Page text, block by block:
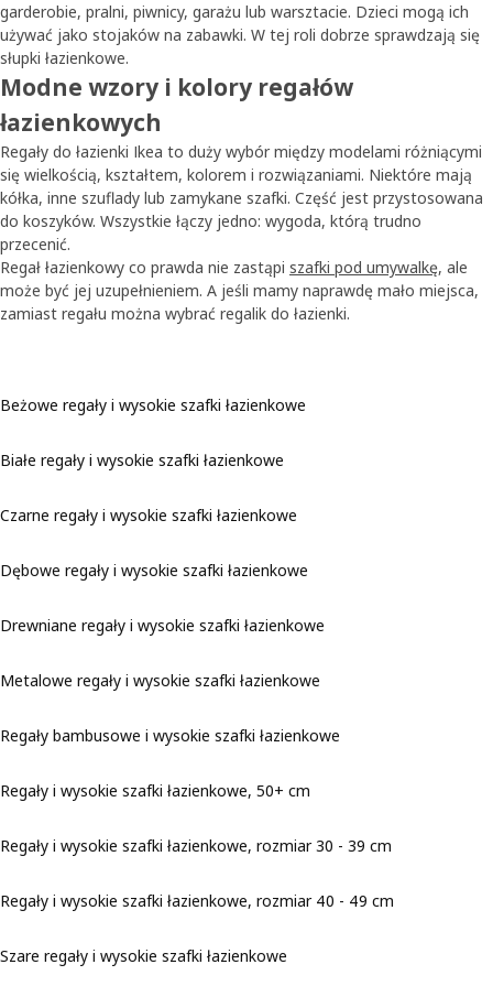
garderobie, pralni, piwnicy, garażu lub warsztacie. Dzieci mogą ich
używać jako stojaków na zabawki. W tej roli dobrze sprawdzają się
słupki łazienkowe.
Modne wzory i kolory regałów
łazienkowych
Regały do łazienki Ikea to duży wybór między modelami różniącymi
się wielkością, kształtem, kolorem i rozwiązaniami. Niektóre mają
kółka, inne szuflady lub zamykane szafki. Część jest przystosowana
do koszyków. Wszystkie łączy jedno: wygoda, którą trudno
przecenić.
Regał łazienkowy co prawda nie zastąpi szafki pod umywalkę, ale
może być jej uzupełnieniem. A jeśli mamy naprawdę mało miejsca,
zamiast regału można wybrać regalik do łazienki.
Beżowe regały i wysokie szafki łazienkowe
Białe regały i wysokie szafki łazienkowe
Czarne regały i wysokie szafki łazienkowe
Dębowe regały i wysokie szafki łazienkowe
Drewniane regały i wysokie szafki łazienkowe
Metalowe regały i wysokie szafki łazienkowe
Regały bambusowe i wysokie szafki łazienkowe
Regały i wysokie szafki łazienkowe, 50+ cm
Regały i wysokie szafki łazienkowe, rozmiar 30 - 39 cm
Regały i wysokie szafki łazienkowe, rozmiar 40 - 49 cm
Szare regały i wysokie szafki łazienkowe